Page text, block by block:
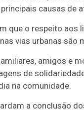
causas de
que o respeito aos
vias urbanas são
amigos e
de
na comunidade.
a conclusão